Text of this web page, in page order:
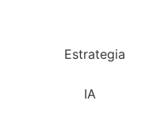
Estrategia
IA